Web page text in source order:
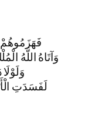
فَهَزَمُوهُمْ
وَآتَاهُ اللَّهُ
لَفَسَدَتِ